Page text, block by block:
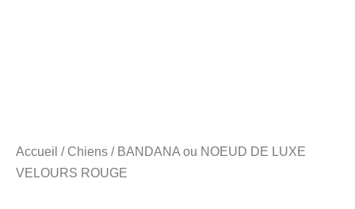
Accueil / Chiens / BANDANA ou NOEUD DE LUXE
VELOURS ROUGE